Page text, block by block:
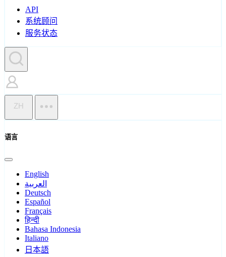
API
系统顾问
服务状态
ZH
语言
English
العربية
Deutsch
Español
Français
हिन्दी
Bahasa Indonesia
Italiano
日本語